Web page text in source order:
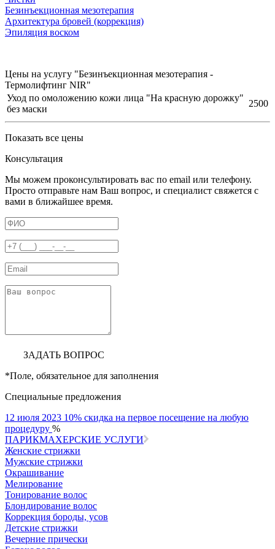
Безинъeкционная мезотерапия
Архитектура бровей (коррекция)
Эпиляция воском
Цены на услугу "Безинъекционная мезотерапия -
Термолифтинг NIR"
Уход по омоложению кожи лица "На красную дорожку"
без маски
2500
Показать все цены
Консультация
Мы можем проконсультировать вас по email или телефону.
Просто отправьте нам Ваш вопрос, и специалист свяжется с
вами в ближайшее время.
ЗАДАТЬ ВОПРОС
*Поле, обязательное для заполнения
Специальные предложения
12 июля 2023 10% скидка на первое посещение на любую
процедуру %
ПАРИКМАХЕРСКИЕ УСЛУГИ
Женские стрижки
Мужские стрижки
Окрашивание
Мелирование
Тонирование волос
Блондирование волос
Коррекция бороды, усов
Детские стрижки
Вечерние прически